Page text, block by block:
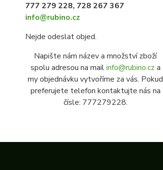
777 279 228, 728 267 367
info@rubino.cz
Nejde odeslat objed.
Napište nám název a množství zboží
spolu adresou na mailinfo@rubino.cz a
my objednávku vytvoříme za vás. Pokud
preferujete telefon kontaktujte nás na
čísle: 777279228.